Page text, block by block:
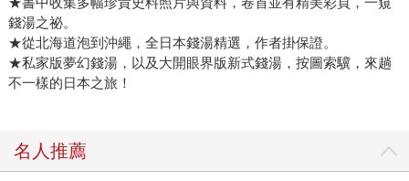
錢湯之祕。
★從北海道泡到沖繩，全日本錢湯精選，作者掛保證。
★私家版夢幻錢湯，以及大開眼界版新式錢湯，按圖索驥，來趟
不一樣的日本之旅！
名人推薦